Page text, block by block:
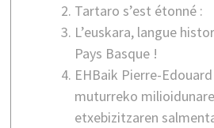
Tartaro s’est étonné :
L’euskara, langue
Pays Basque !
EHBaik Pierre-
muturreko
etxebizitzaren